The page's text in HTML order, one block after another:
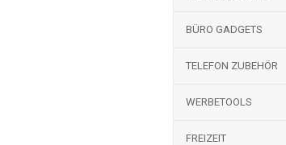
BÜRO GADGETS
TELEFON ZUBEHÖR
WERBETOOLS
FREIZEIT